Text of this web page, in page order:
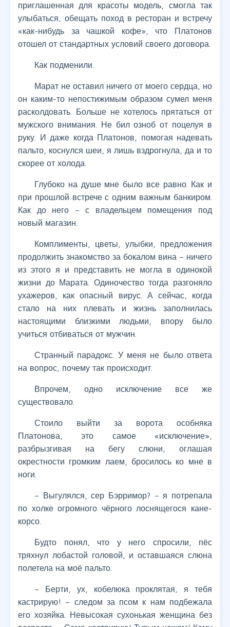
приглашенная для красоты модель, смогла так
улыбаться, обещать поход в ресторан и встречу
«как-нибудь за чашкой кофе», что Платонов
отошел от стандартных условий своего договора.
Как подменили.
Марат не оставил ничего от моего сердца, но
он каким-то непостижимым образом сумел меня
расколдовать. Больше не хотелось прятаться от
мужского внимания. Не бил озноб от поцелуя в
руку. И даже когда Платонов, помогая надевать
пальто, коснулся шеи, я лишь вздрогнула, да и то
скорее от холода.
Глубоко на душе мне было все равно. Как и
при прошлой встрече с одним важным банкиром.
Как до него – с владельцем помещения под
новый магазин.
Комплименты, цветы, улыбки, предложения
продолжить знакомство за бокалом вина – ничего
из этого я и представить не могла в одинокой
жизни до Марата. Одиночество тогда разгоняло
ухажеров, как опасный вирус. А сейчас, когда
стало на них плевать и жизнь заполнилась
настоящими близкими людьми, впору было
учиться отбиваться от мужчин.
Странный парадокс. У меня не было ответа
на вопрос, почему так происходит.
Впрочем, одно исключение все же
существовало.
Стоило выйти за ворота особняка
Платонова, это самое «исключение»,
разбрызгивая на бегу слюни, оглашая
окрестности громким лаем, бросилось ко мне в
ноги.
– Выгулялся, сер Бэрримор? – я потрепала
по холке огромного чёрного лоснящегося кане-
корсо.
Будто понял, что у него спросили, пёс
тряхнул лобастой головой, и оставшаяся слюна
полетела на моё пальто.
– Берти, ух, кобелюка проклятая, я тебя
кастрирую! – следом за псом к нам подбежала
его хозяйка. Невысокая сухонькая женщина без